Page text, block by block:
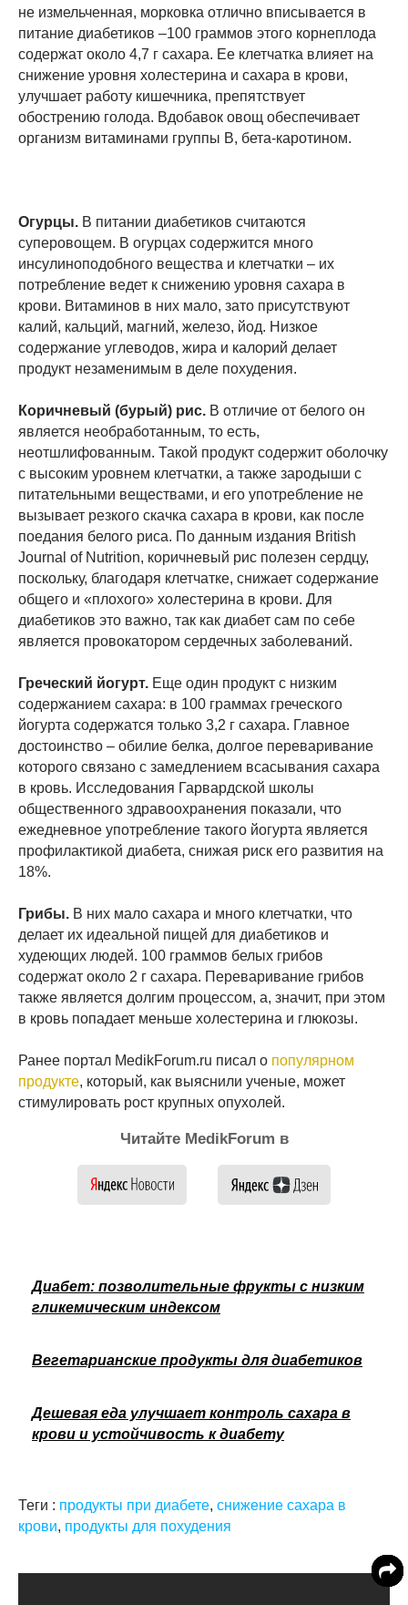
не измельченная, морковка отлично вписывается в
питание диабетиков –100 граммов этого корнеплода
содержат около 4,7 г сахара. Ее клетчатка влияет на
снижение уровня холестерина и сахара в крови,
улучшает работу кишечника, препятствует
обострению голода. Вдобавок овощ обеспечивает
организм витаминами группы В, бета-каротином.
Огурцы. В питании диабетиков считаются
суперовощем. В огурцах содержится много
инсулиноподобного вещества и клетчатки – их
потребление ведет к снижению уровня сахара в
крови. Витаминов в них мало, зато присутствуют
калий, кальций, магний, железо, йод. Низкое
содержание углеводов, жира и калорий делает
продукт незаменимым в деле похудения.
Коричневый (бурый) рис. В отличие от белого он
является необработанным, то есть,
неотшлифованным. Такой продукт содержит оболочку
с высоким уровнем клетчатки, а также зародыши с
питательными веществами, и его употребление не
вызывает резкого скачка сахара в крови, как после
поедания белого риса. По данным издания British
Journal of Nutrition, коричневый рис полезен сердцу,
поскольку, благодаря клетчатке, снижает содержание
общего и «плохого» холестерина в крови. Для
диабетиков это важно, так как диабет сам по себе
является провокатором сердечных заболеваний.
Греческий йогурт. Еще один продукт с низким
содержанием сахара: в 100 граммах греческого
йогурта содержатся только 3,2 г сахара. Главное
достоинство – обилие белка, долгое переваривание
которого связано с замедлением всасывания сахара
в кровь. Исследования Гарвардской школы
общественного здравоохранения показали, что
ежедневное употребление такого йогурта является
профилактикой диабета, снижая риск его развития на
18%.
Грибы. В них мало сахара и много клетчатки, что
делает их идеальной пищей для диабетиков и
худеющих людей. 100 граммов белых грибов
содержат около 2 г сахара. Переваривание грибов
также является долгим процессом, а, значит, при этом
в кровь попадает меньше холестерина и глюкозы.
Ранее портал MedikForum.ru писал о популярном
продукте, который, как выяснили ученые, может
стимулировать рост крупных опухолей.
Читайте MedikForum в
Диабет: позволительные фрукты с низким
гликемическим индексом
Вегетарианские продукты для диабетиков
Дешевая еда улучшает контроль сахара в
крови и устойчивость к диабету
Теги : продукты при диабете, снижение сахара в
крови, продукты для похудения